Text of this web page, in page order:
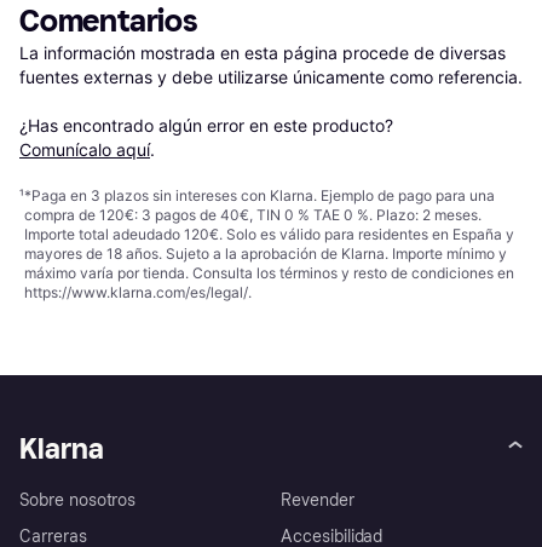
Comentarios
La información mostrada en esta página procede de diversas
fuentes externas y debe utilizarse únicamente como referencia.
¿Has encontrado algún error en este producto?
Comunícalo aquí.
¹*Paga en 3 plazos sin intereses con Klarna. Ejemplo de pago para una
compra de 120€: 3 pagos de 40€, TIN 0 % TAE 0 %. Plazo: 2 meses.
Importe total adeudado 120€. Solo es válido para residentes en España y
mayores de 18 años. Sujeto a la aprobación de Klarna. Importe mínimo y
máximo varía por tienda. Consulta los términos y resto de condiciones en
https://www.klarna.com/es/legal/.
Klarna
Sobre nosotros
Carreras
Revender
Accesibilidad